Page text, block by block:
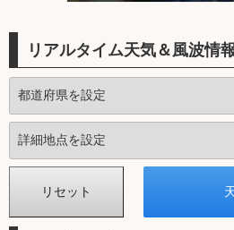
リアルタイム天気＆風波情